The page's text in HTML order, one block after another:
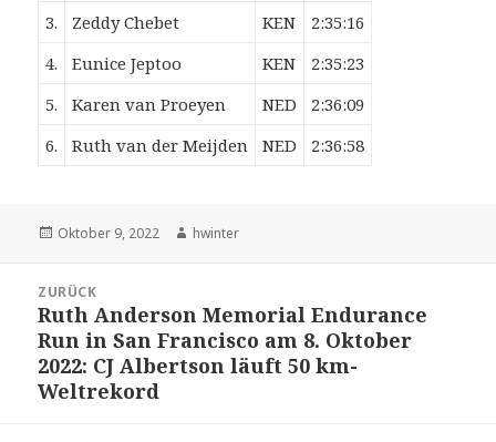
3.
Zeddy Chebet KEN
2:35:16
4.
Eunice Jeptoo KEN
2:35:23
5.
Karen van Proeyen NED
2:36:09
6.
Ruth van der Meijden NED 2:36:58
Veröffentlicht
Oktober 9, 2022 Autor
hwinter
Navigation
ZURÜCK
Vorheriger
Beitrag:
Ruth Anderson Memorial Endurance
Run in San Francisco am 8. Oktober
2022: CJ Albertson läuft 50 km-
Weltrekord